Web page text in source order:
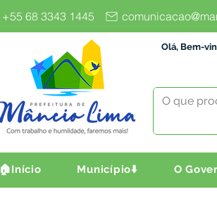
+55 68 3343 1445
Olá, Bem-
🏠Início Município⬇️ O